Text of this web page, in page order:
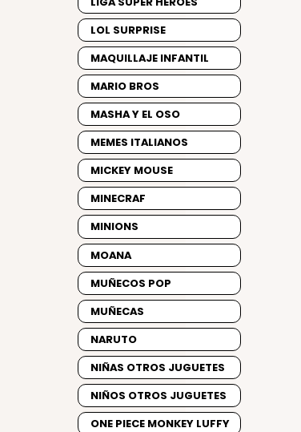
LOL SURPRISE
MAQUILLAJE INFANTIL
MARIO BROS
MASHA Y EL OSO
MEMES ITALIANOS
MICKEY MOUSE
MINECRAF
MINIONS
MOANA
MUÑECOS POP
MUÑECAS
NARUTO
NIÑAS OTROS JUGUETES
NIÑOS OTROS JUGUETES
ONE PIECE MONKEY LUFFY